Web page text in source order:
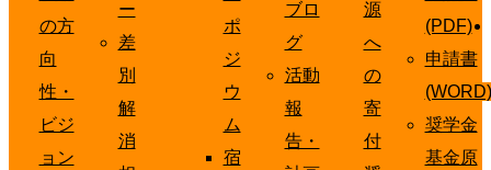
の方
向
性・
ビジ
ョン
ー
差
別
解
消
ポ
ジ
ウ
ム
宿
ブロ
グ
活動
報
告・
源
へ
の
寄
付
(PDF)
申請書
(WORD)
奨学金
基金原